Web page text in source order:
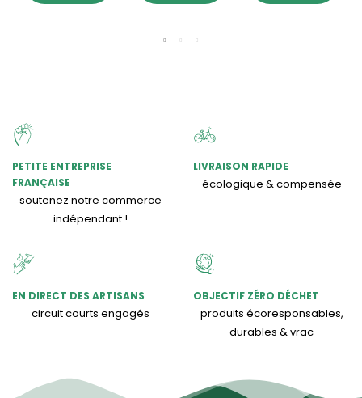
PETITE ENTREPRISE
FRANÇAISE
soutenez notre commerce
indépendant !
LIVRAISON RAPIDE
écologique & compensée
EN DIRECT DES ARTISANS
circuit courts engagés
OBJECTIF ZÉRO DÉCHET
produits écoresponsables,
durables & vrac